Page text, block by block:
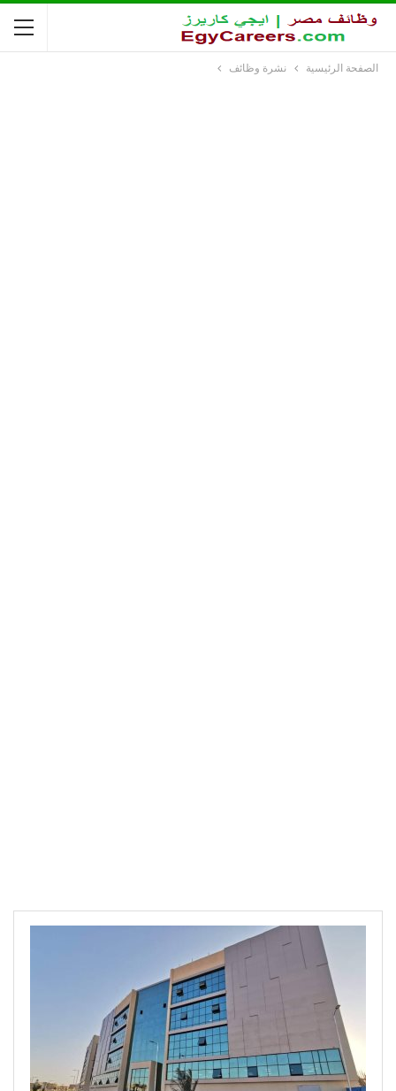
الصفحة الرئيسية نشرة وظائف